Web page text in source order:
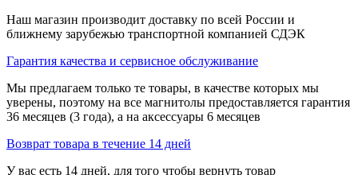
Наш магазин производит доставку по всей России и
ближнему зарубежью транспортной компанией СДЭК
Гарантия качества и сервисное обслуживание
Мы предлагаем только те товары, в качестве которых мы
уверены, поэтому на все магнитолы предоставляется гарантия
36 месяцев (3 года), а на аксессуары 6 месяцев
Возврат товара в течение 14 дней
У вас есть 14 дней, для того чтобы вернуть товар